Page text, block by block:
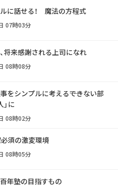
に話せる！ 魔法の方程式
07時03分
将来感謝される上司になれ
08時08分
をシンプルに考える――できない部
」に
08時02分
必須の激変環境
08時05分
百年塾の目指すもの